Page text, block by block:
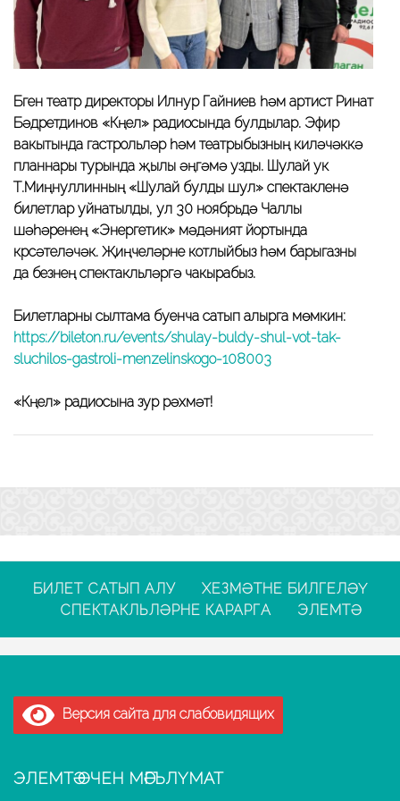
Бүген театр директоры Илнур Гайниев һәм артист Ринат
Бәдретдинов «Күңел» радиосында булдылар. Эфир
вакытында гастрольләр һәм театрыбызның киләчәккә
планнары турында җылы әңгәмә узды. Шулай ук
Т.Миңнуллинның «Шулай булды шул» спектакленә
билетлар уйнатылды, ул 30 ноябрьдә Чаллы
шәһәренең «Энергетик» мәдәният йортында
күрсәтеләчәк. Җиңүчеләрне котлыйбыз һәм барыгазны
да безнең спектакльләргә чакырабыз.
Билетларны сылтама буенча сатып алырга мөмкин:
https://bileton.ru/events/shulay-buldy-shul-vot-tak-
sluchilos-gastroli-menzelinskogo-108003
«Күңел» радиосына зур рәхмәт!
БИЛЕТ САТЫП АЛУ
ХЕЗМӘТНЕ БИЛГЕЛӘҮ
СПЕКТАКЛЬЛӘРНЕ КАРАРГА
ЭЛЕМТӘ
Версия сайта для слабовидящих
ЭЛЕМТӘ ӨЧЕН МӘГЪЛҮМАТ